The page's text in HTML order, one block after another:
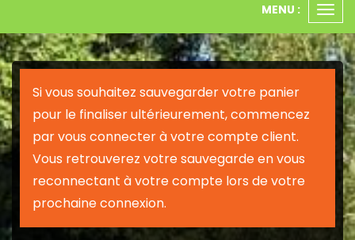
le
MENU :
Si vous souhaitez sauvegarder votre panier
pour le finaliser ultérieurement, commencez
par vous connecter à votre compte client.
Vous retrouverez votre sauvegarde en vous
reconnectant à votre compte lors de votre
prochaine connexion.